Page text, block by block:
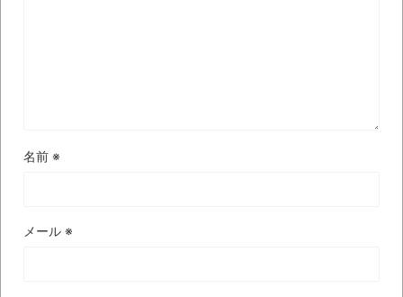
名前 ※
メール ※